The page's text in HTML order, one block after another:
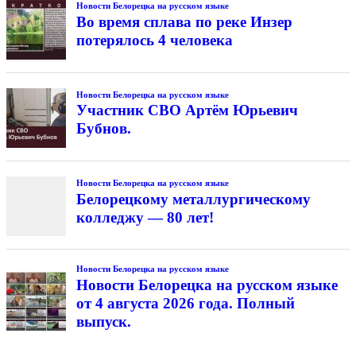
Новости Белорецка на русском языке
Во время сплава по реке Инзер
потерялось 4 человека
Новости Белорецка на русском языке
Участник СВО Артём Юрьевич
Бубнов.
Новости Белорецка на русском языке
Белорецкому металлургическому
колледжу — 80 лет!
Новости Белорецка на русском языке
Новости Белорецка на русском языке
от 4 августа 2026 года. Полный
выпуск.